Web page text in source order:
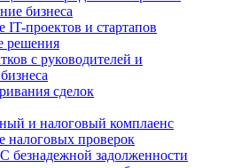
бизнеса
проектов и стартапов
решения
с руководителей и
сделок
и налоговый комплаенс
налоговых проверок
безнадежной задолженности